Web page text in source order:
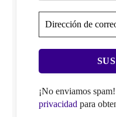
¡No enviamos
privacidad para